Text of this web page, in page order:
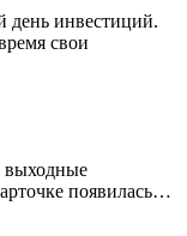
день инвестиций.
свои
выходные
появилась…